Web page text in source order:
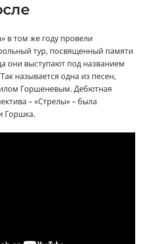
в том же году провели
тур, посвященный памяти
они выступают под названием
называется одна из песен,
Горшеневым. Дебютная
– «Стрелы» – была
Горшка.